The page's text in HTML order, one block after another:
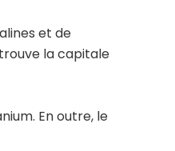
et de
la capitale
En outre, le